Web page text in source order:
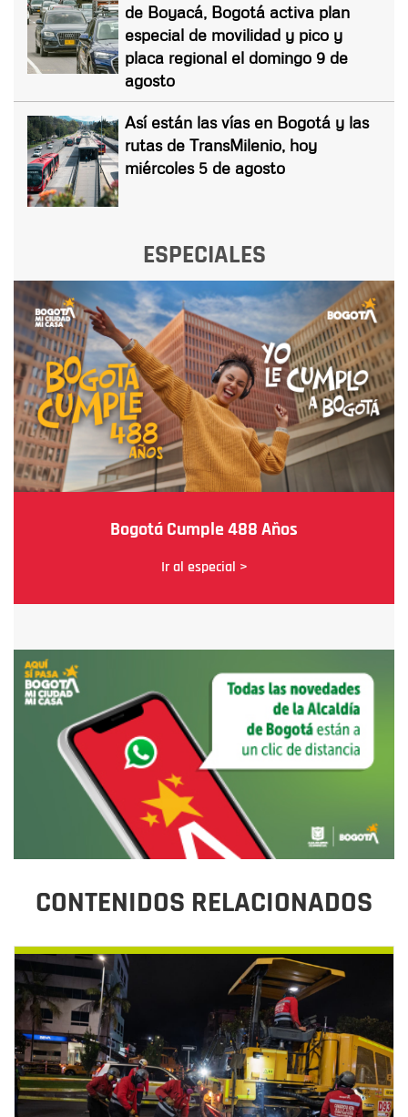
de Boyacá, Bogotá activa plan
especial de movilidad y pico y
placa regional el domingo 9 de
agosto
Así están las vías en Bogotá y las
rutas de TransMilenio, hoy
miércoles 5 de agosto
ESPECIALES
Bogotá Cumple 488 Años
Ir al especial >
CONTENIDOS RELACIONADOS